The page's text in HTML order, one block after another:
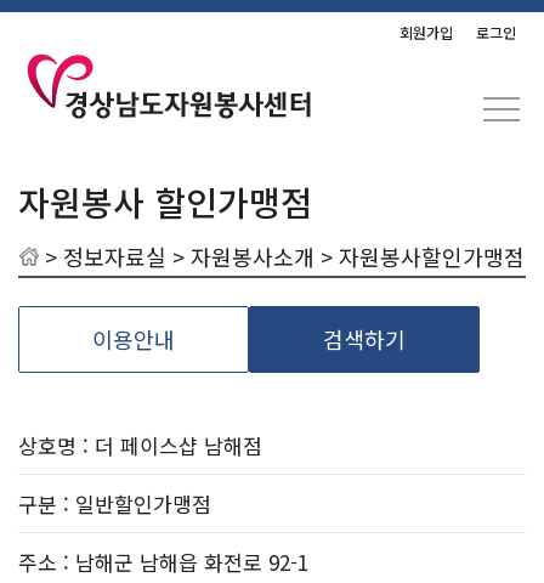
회원가입 로그인
자원봉사 할인가맹점
> 정보자료실 >자원봉사소개 > 자원봉사할인가맹점
이용안내 검색하기
상호명 : 더 페이스샵 남해점
구분 : 일반할인가맹점
주소 : 남해군 남해읍 화전로 92-1